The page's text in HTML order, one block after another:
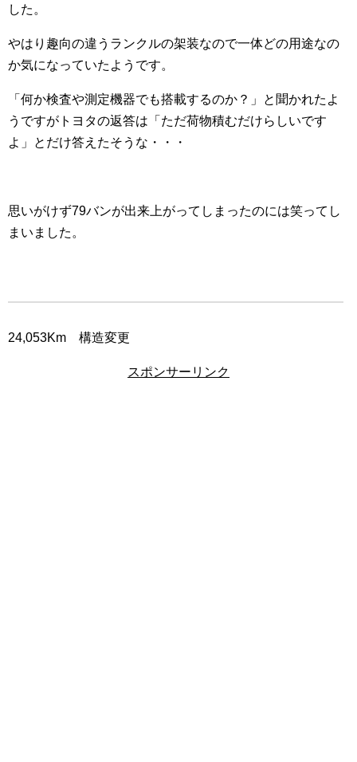
した。
やはり趣向の違うランクルの架装なので一体どの用途なの
か気になっていたようです。
「何か検査や測定機器でも搭載するのか？」と聞かれたよ
うですがトヨタの返答は「ただ荷物積むだけらしいです
よ」とだけ答えたそうな・・・
思いがけず79バンが出来上がってしまったのには笑ってし
まいました。
24,053Km 構造変更
スポンサーリンク